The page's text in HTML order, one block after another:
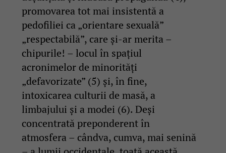
promovarea tot mai insistentă a
pedofiliei ca „orientare sexuală”
„respectabilă”, care și-ar merita –
chipurile! – locul în spațiul
acronimelor de minorități
„defavorizate” (5) și, în fine,
intoxicarea culturii de masă, a
limbajului și a modei (6). Deși
concentrată preponderent în
atmosfera – cândva, cumva, mai senină